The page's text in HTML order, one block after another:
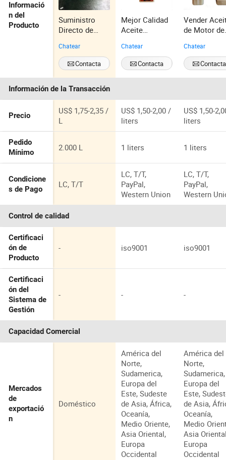
Informació
n del
Producto
Suministro
Directo de
20W50 200L
Aceite de
Motor Diesel
de Alta
Resistencia
Chatear
Contacta
Ahora
Mejor Calidad
Aceite
para
Motocicletas
de Cuatro
Tiempos
de Paquete
para
Motocicletas
Nuevas y
Chatear
Contacta
Ahora
Vender
de Motor de
Alta
a Precios
Bajos
Chatear
Contacta
Ahora
Información de la Transacción
Precio
US$ 1,75-2,35 /
L
US$ 1,50-2,00 /
liters
US$ 1,50-
liters
Pedido
Mínimo
2.000 L 1 liters 1 liters
Condicione
s de Pago
LC, T/T
LC, T/T,
PayPal,
Western Union
LC, T/T,
PayPal,
Western
Control de calidad
Certificaci
ón de
Producto
- iso9001 iso9001
Certificaci
ón del
Sistema de
Gestión
- - -
Capacidad Comercial
Mercados
de
exportació
n
Doméstico
América del
Norte,
Sudamerica,
Europa del
Este, Sudeste
de Asia, África,
Oceanía,
Medio Oriente,
Asia Oriental,
Europa
Occidental
América del
Norte,
Sudamerica,
Europa del
Este,
de Asia,
Oceanía,
Medio
Asia
Europa
Occidental